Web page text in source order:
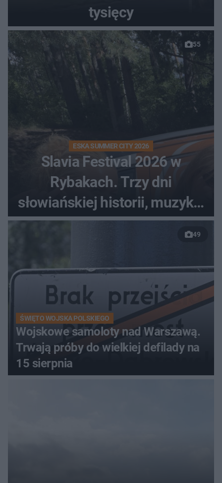
tysięcy
55
ESKA SUMMER CITY 2026
Slavia Festival 2026 w
Rybakach. Trzy dni
słowiańskiej historii, muzyki i
relaksu nad Jeziorem
49
ŚWIĘTO WOJSKA POLSKIEGO
Wojskowe samoloty nad Warszawą.
Trwają próby do wielkiej defilady na
15 sierpnia